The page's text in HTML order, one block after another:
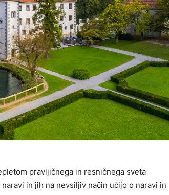
pravljičnega in resničnega sveta
in jih na nevsiljiv način učijo o naravi in